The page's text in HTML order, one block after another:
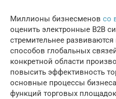
Миллионы бизнесменов со
оценить электронные В2В
стремительнее
способов глобальных
конкретной области
повысить эффективность
основные процессы
функций торговых